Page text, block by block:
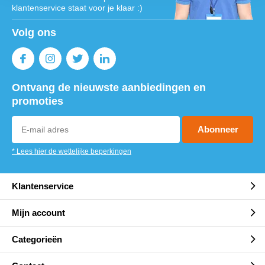
klantenservice staat voor je klaar :)
Volg ons
Ontvang de nieuwste aanbiedingen en
promoties
Abonneer
* Lees hier de wettelijke beperkingen
Klantenservice
Mijn account
Categorieën